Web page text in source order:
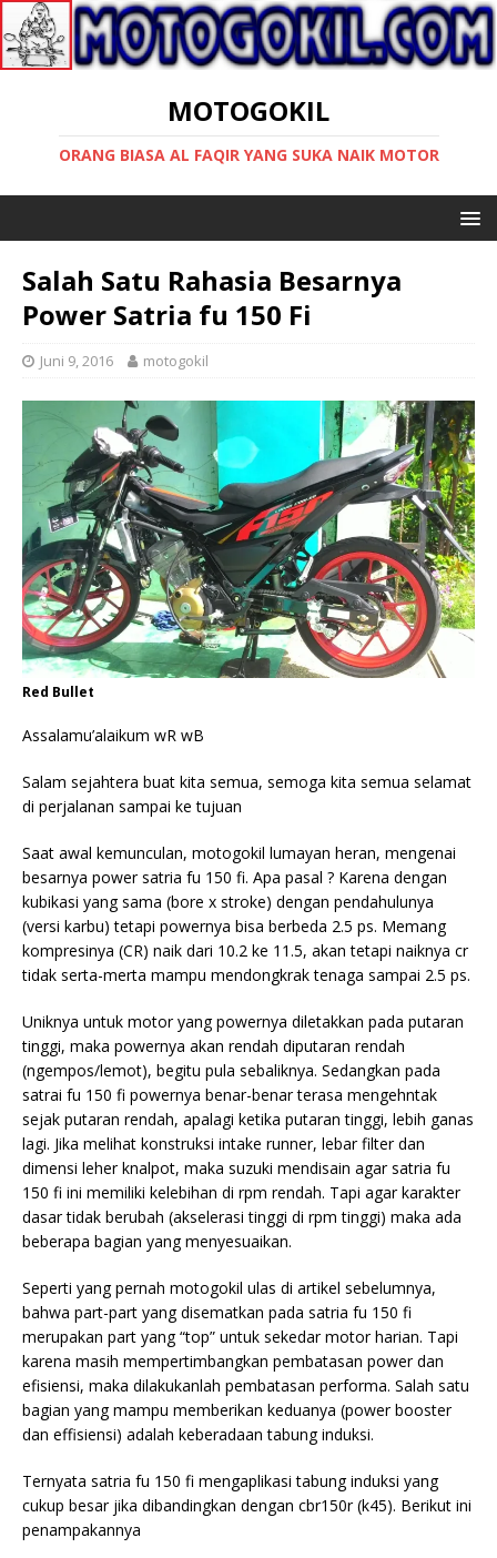
MOTOGOKIL
ORANG BIASA AL FAQIR YANG SUKA NAIK MOTOR
Salah Satu Rahasia Besarnya
Power Satria fu 150 Fi
Juni 9, 2016 motogokil
Red Bullet
Assalamu’alaikum wR wB
Salam sejahtera buat kita semua, semoga kita semua selamat
di perjalanan sampai ke tujuan
Saat awal kemunculan, motogokil lumayan heran, mengenai
besarnya power satria fu 150 fi. Apa pasal ? Karena dengan
kubikasi yang sama (bore x stroke) dengan pendahulunya
(versi karbu) tetapi powernya bisa berbeda 2.5 ps. Memang
kompresinya (CR) naik dari 10.2 ke 11.5, akan tetapi naiknya cr
tidak serta-merta mampu mendongkrak tenaga sampai 2.5 ps.
Uniknya untuk motor yang powernya diletakkan pada putaran
tinggi, maka powernya akan rendah diputaran rendah
(ngempos/lemot), begitu pula sebaliknya. Sedangkan pada
satrai fu 150 fi powernya benar-benar terasa mengehntak
sejak putaran rendah, apalagi ketika putaran tinggi, lebih ganas
lagi. Jika melihat konstruksi intake runner, lebar filter dan
dimensi leher knalpot, maka suzuki mendisain agar satria fu
150 fi ini memiliki kelebihan di rpm rendah. Tapi agar karakter
dasar tidak berubah (akselerasi tinggi di rpm tinggi) maka ada
beberapa bagian yang menyesuaikan.
Seperti yang pernah motogokil ulas di artikel sebelumnya,
bahwa part-part yang disematkan pada satria fu 150 fi
merupakan part yang “top” untuk sekedar motor harian. Tapi
karena masih mempertimbangkan pembatasan power dan
efisiensi, maka dilakukanlah pembatasan performa. Salah satu
bagian yang mampu memberikan keduanya (power booster
dan effisiensi) adalah keberadaan tabung induksi.
Ternyata satria fu 150 fi mengaplikasi tabung induksi yang
cukup besar jika dibandingkan dengan cbr150r (k45). Berikut ini
penampakannya